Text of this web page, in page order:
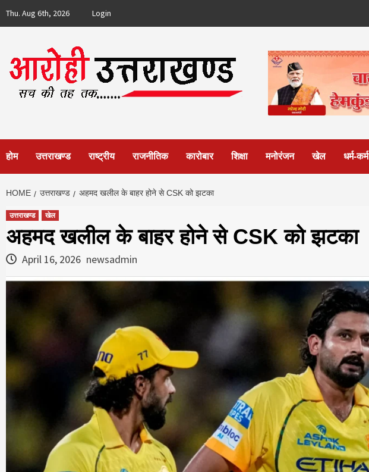
Thu. Aug 6th, 2026 Login
होम उत्तराखण्ड राष्ट्रीय राजनीतिक कारोबार शिक्षा मनोरंजन खेल धर्म-कर्म
HOME उत्तराखण्ड अहमद खलील के बाहर होने से CSK को झटका
उत्तराखण्ड खेल
अहमद खलील के बाहर होने से CSK को झटका
April 16, 2026 newsadmin